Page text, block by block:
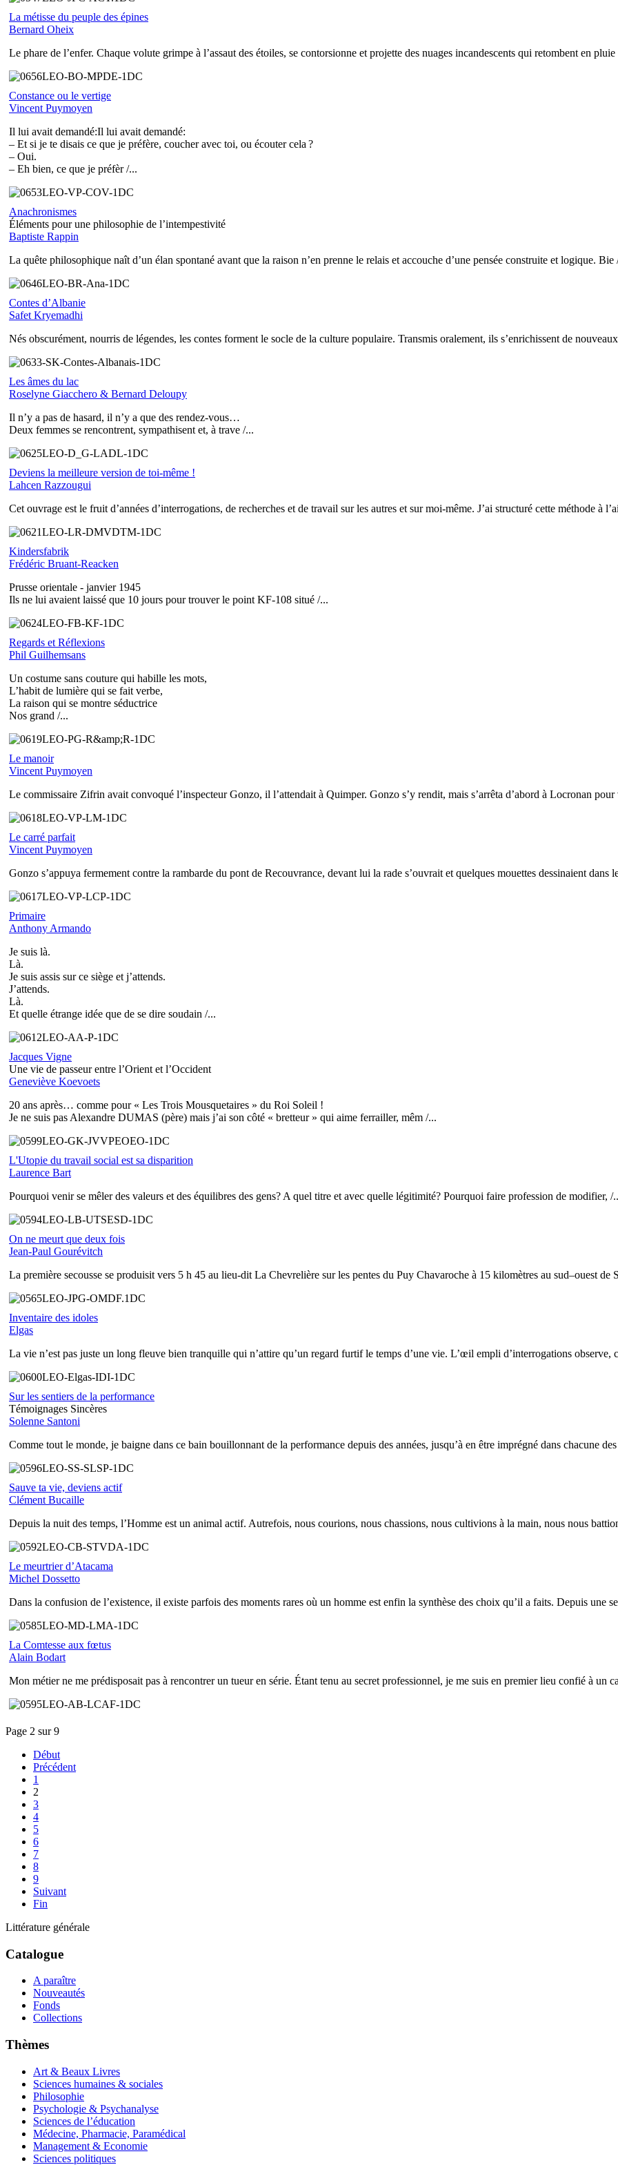
La métisse du peuple des épines
Bernard Oheix
Le phare de l’enfer. Chaque volute grimpe à l’assaut des étoiles, se contorsionne et projette des nuages incandescents qui retombent en
Constance ou le vertige
Vincent Puymoyen
Il lui avait demandé:Il lui avait demandé:
– Et si je te disais ce que je préfère, coucher avec toi, ou écouter cela ?
– Oui.
– Eh bien, ce que je préfèr /...
Anachronismes
Éléments pour une philosophie de l’intempestivité
Baptiste Rappin
La quête philosophique naît d’un élan spontané avant que la raison n’en prenne le relais et accouche d’une pensée construite et logique. Bie
Contes d’Albanie
Safet Kryemadhi
Nés obscurément, nourris de légendes, les contes forment le socle de la culture populaire. Transmis oralement, ils s’enrichissent de
Les âmes du lac
Roselyne Giacchero & Bernard Deloupy
Il n’y a pas de hasard, il n’y a que des rendez-vous…
Deux femmes se rencontrent, sympathisent et, à trave /...
Deviens la meilleure version de toi-même !
Lahcen Razzougui
Cet ouvrage est le fruit d’années d’interrogations, de recherches et de travail sur les autres et sur moi-même. J’ai structuré cette méthode à
Kindersfabrik
Frédéric Bruant-Reacken
Prusse orientale - janvier 1945
Ils ne lui avaient laissé que 10 jours pour trouver le point KF-108 situé /...
Regards et Réflexions
Phil Guilhemsans
Un costume sans couture qui habille les mots,
L’habit de lumière qui se fait verbe,
La raison qui se montre séductrice
Nos grand /...
Le manoir
Vincent Puymoyen
Le commissaire Zifrin avait convoqué l’inspecteur Gonzo, il l’attendait à Quimper. Gonzo s’y rendit, mais s’arrêta d’abord à Locronan pour
Le carré parfait
Vincent Puymoyen
Gonzo s’appuya fermement contre la rambarde du pont de Recouvrance, devant lui la rade s’ouvrait et quelques mouettes dessinaient dans
Primaire
Anthony Armando
Je suis là.
Là.
Je suis assis sur ce siège et j’attends.
J’attends.
Là.
Et quelle étrange idée que de se dire soudain /...
Jacques Vigne
Une vie de passeur entre l’Orient et l’Occident
Geneviève Koevoets
20 ans après… comme pour « Les Trois Mousquetaires » du Roi Soleil !
Je ne suis pas Alexandre DUMAS (père) mais j’ai son côté « bretteur » qui aime ferrailler, mêm /...
L'Utopie du travail social est sa disparition
Laurence Bart
Pourquoi venir se mêler des valeurs et des équilibres des gens? A quel titre et avec quelle légitimité? Pourquoi faire profession de modifier, /
On ne meurt que deux fois
Jean-Paul Gourévitch
La première secousse se produisit vers 5 h 45 au lieu-dit La Chevrelière sur les pentes du Puy Chavaroche à 15 kilomètres au sud–ouest de
Inventaire des idoles
Elgas
La vie n’est pas juste un long fleuve bien tranquille qui n’attire qu’un regard furtif le temps d’une vie. L’œil empli d’interrogations observe,
Sur les sentiers de la performance
Témoignages Sincères
Solenne Santoni
Comme tout le monde, je baigne dans ce bain bouillonnant de la performance depuis des années, jusqu’à en être imprégné dans chacune
Sauve ta vie, deviens actif
Clément Bucaille
Depuis la nuit des temps, l’Homme est un animal actif. Autrefois, nous courions, nous chassions, nous cultivions à la main, nous nous
Le meurtrier d’Atacama
Michel Dossetto
Dans la confusion de l’existence, il existe parfois des moments rares où un homme est enfin la synthèse des choix qu’il a faits. Depuis une
La Comtesse aux fœtus
Alain Bodart
Mon métier ne me prédisposait pas à rencontrer un tueur en série. Étant tenu au secret professionnel, je me suis en premier lieu confié à un
Page 2 sur 9
Début
Précédent
1
2
3
4
5
6
7
8
9
Suivant
Fin
Littérature générale
Catalogue
A paraître
Nouveautés
Fonds
Collections
Thèmes
Art & Beaux Livres
Sciences humaines & sociales
Philosophie
Psychologie & Psychanalyse
Sciences de l’éducation
Médecine, Pharmacie, Paramédical
Management & Economie
Sciences politiques